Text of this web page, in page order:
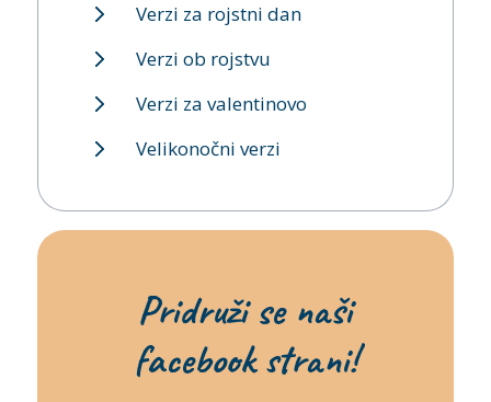
Verzi za rojstni dan
Verzi ob rojstvu
Verzi za valentinovo
Velikonočni verzi
Pridruži se naši
facebook strani!